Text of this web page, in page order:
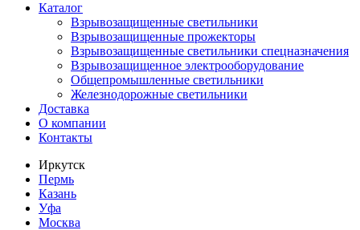
Каталог
Взрывозащищенные светильники
Взрывозащищенные прожекторы
Взрывозащищенные светильники спецназначения
Взрывозащищенное электрооборудование
Общепромышленные светильники
Железнодорожные светильники
Доставка
О компании
Контакты
Иркутск
Пермь
Казань
Уфа
Москва